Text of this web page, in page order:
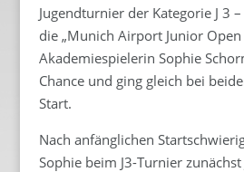
Jugendturnier der Kategorie J 3
die „Munich Airport Junior Open
Akademiespielerin Sophie
Chance und ging gleich bei
Start.
Nach anfänglichen
Sophie beim J3-Turnier